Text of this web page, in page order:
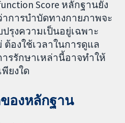
Score หลักฐานยัง
การบำบัดทางกายภาพจะ
รุงความเป็นอยู่เฉพาะ
องใช้เวลาในการดูแล
รรักษาเหล่านี้อาจทำให้
ยงใด
องหลักฐาน